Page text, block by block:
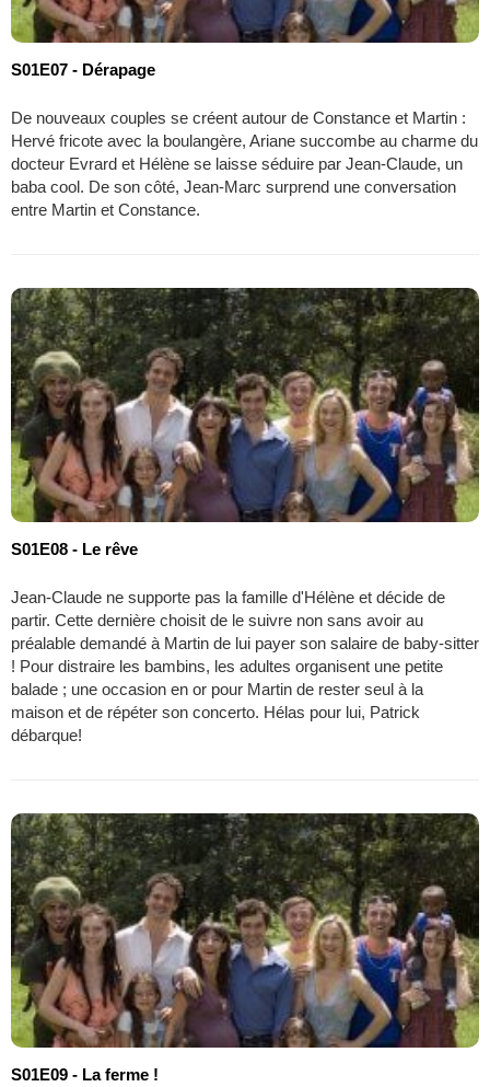
S01E07 - Dérapage
De nouveaux couples se créent autour de Constance et Martin :
Hervé fricote avec la boulangère, Ariane succombe au charme du
docteur Evrard et Hélène se laisse séduire par Jean-Claude, un
baba cool. De son côté, Jean-Marc surprend une conversation
entre Martin et Constance.
S01E08 - Le rêve
Jean-Claude ne supporte pas la famille d'Hélène et décide de
partir. Cette dernière choisit de le suivre non sans avoir au
préalable demandé à Martin de lui payer son salaire de baby-sitter
! Pour distraire les bambins, les adultes organisent une petite
balade ; une occasion en or pour Martin de rester seul à la
maison et de répéter son concerto. Hélas pour lui, Patrick
débarque!
S01E09 - La ferme !